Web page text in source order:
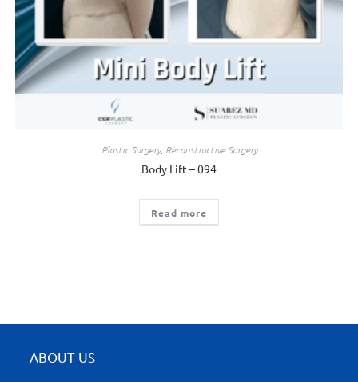
Plastic Surgery, Reconstructive Surgery
Body Lift – 094
Read more
ABOUT US